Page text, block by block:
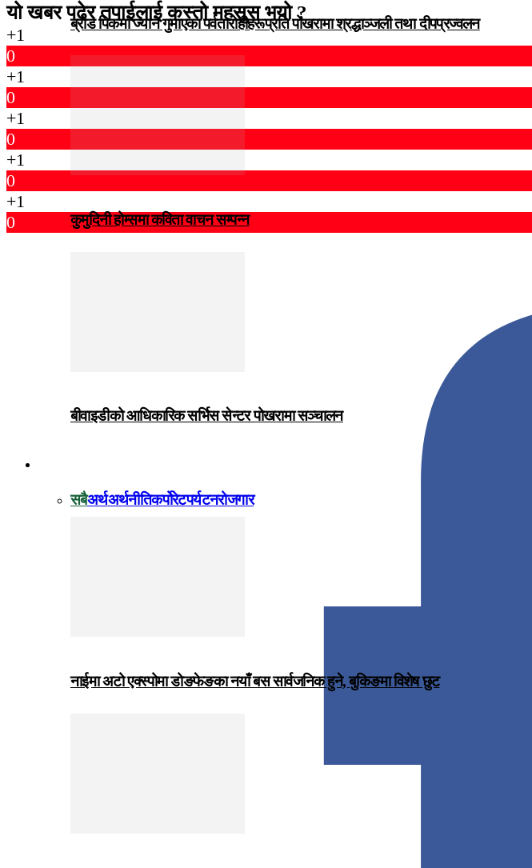
ब्रोड पिकमा ज्यान गुमाएका पर्वतारोहीहरूप्रति पोखरामा श्रद्धाञ्जली तथा दीपप्रज्वलन
कुमुदिनी होम्समा कविता वाचन सम्पन्न
बीवाइडीको आधिकारिक सर्भिस सेन्टर पोखरामा सञ्चालन
सबैअर्थअर्थनीतिकर्पोरेटपर्यटनरोजगार
नाईमा अटो एक्स्पोमा डोङफेङका नयाँ बस सार्वजनिक हुने, बुकिङमा विशेष छुट
यो खबर पढेर तपाईलाई कस्तो महसुस भयो ?
+1
0
+1
0
+1
0
+1
0
+1
0